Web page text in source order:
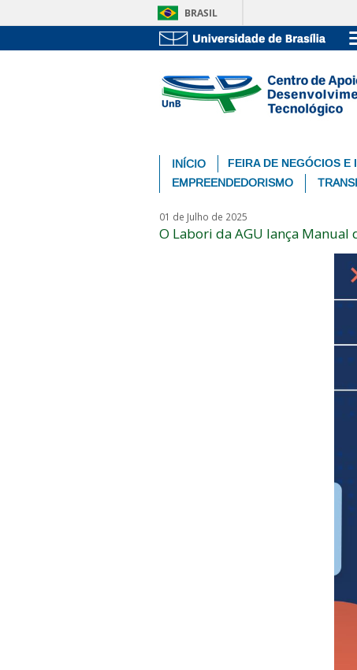
BRASIL
INÍCIO FEIRA DE NEGÓCIOS E
EMPREENDEDORISMO
01 de Julho de 2025
O Labori da AGU lança Manual